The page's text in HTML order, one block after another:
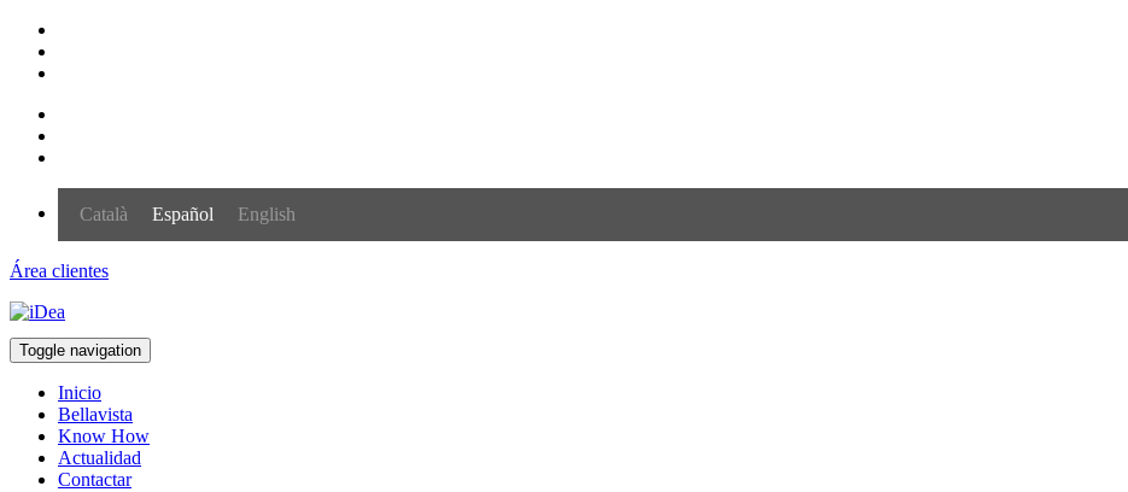
Català Español English
Área clientes
Toggle navigation
Inicio
Bellavista
Know How
Actualidad
Contactar